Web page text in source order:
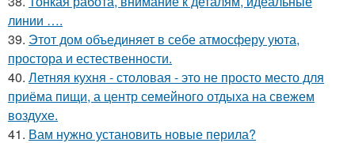
линии ….
39. Этот дом объединяет в себе атмосферу уюта,
простора и естественности.
40. Летняя кухня - столовая - это не просто место для
приёма пищи, а центр семейного отдыха на свежем
воздухе.
41. Вам нужно установить новые перила?